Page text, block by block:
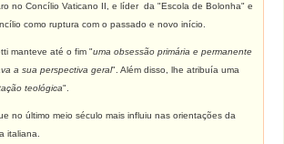
no Concílio Vaticano II, e líder da "Escola de Bolonha" e
como ruptura com o passado e novo início.
manteve até o fim "uma obsessão primária e permanente
a sua perspectiva geral". Além disso, lhe atribuía uma
teológica".
no último meio século mais influiu nas orientações da
italiana.